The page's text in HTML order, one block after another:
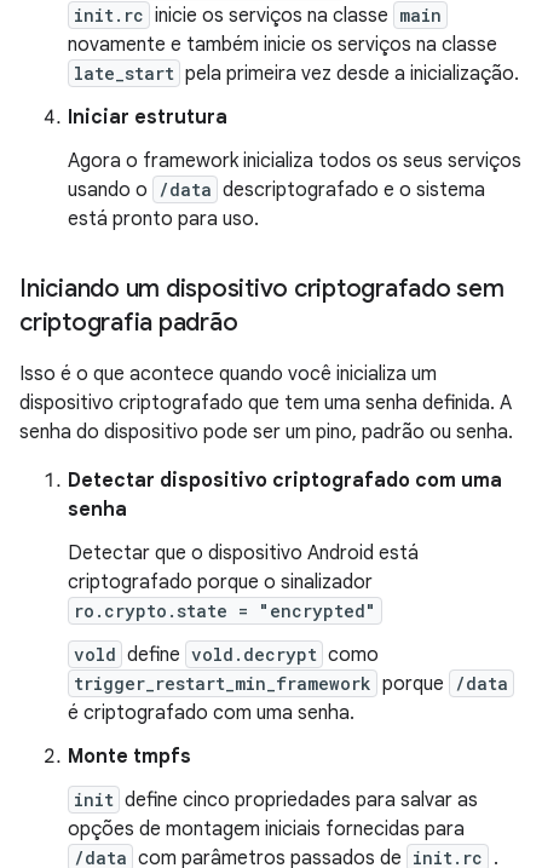
init.rc inicie os serviços na classe main
novamente e também inicie os serviços na classe
late_start pela primeira vez desde a inicialização.
Iniciar estrutura
Agora o framework inicializa todos os seus serviços
usando o
/data descriptografado e o sistema
está pronto para uso.
Iniciando um dispositivo criptografado sem
criptografia padrão
Isso é o que acontece quando você inicializa um
dispositivo criptografado que tem uma senha definida. A
senha do dispositivo pode ser um pino, padrão ou senha.
Detectar dispositivo criptografado com uma
senha
Detectar que o dispositivo Android está
criptografado porque o sinalizador
ro.crypto.state = "encrypted"
vold define vold.decrypt como
trigger_restart_min_framework porque /data
é criptografado com uma senha.
Monte tmpfs
init define cinco propriedades para salvar as
opções de montagem iniciais fornecidas para
/data com parâmetros passados ​​de init.rc .